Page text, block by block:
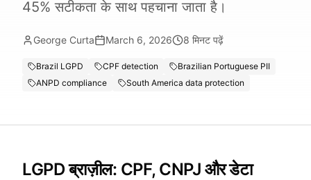
45% सटीकता के साथ पहचाना जाता है।
George Curta March 6, 2026 8 मिनट पढ़ें
Brazil LGPD CPF detection
Brazilian Portuguese PII
ANPD compliance
South America data protection
LGPD ब्राज़ील: CPF, CNPJ और डेटा